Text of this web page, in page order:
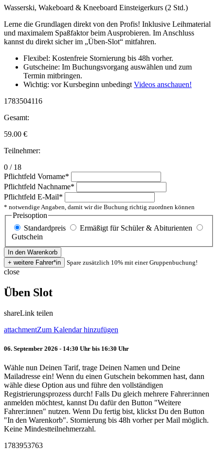
Wasserski, Wakeboard & Kneeboard Einsteigerkurs (2 Std.)
Lerne die Grundlagen direkt von den Profis! Inklusive Leihmaterial
und maximalem Spaßfaktor beim Ausprobieren. Im Anschluss
kannst du direkt sicher im „Üben-Slot“ mitfahren.
Flexibel: Kostenfreie Stornierung bis 48h vorher.
Gutscheine: Im Buchungsvorgang auswählen und zum
Termin mitbringen.
Wichtig: vor Kursbeginn unbedingt Videos anschauen!
1783504116
Gesamt:
59.00 €
Teilnehmer:
0 / 18
Pflichtfeld Vorname*
Pflichtfeld Nachname*
Pflichtfeld E-Mail*
* notwendige Angaben, damit wir die Buchung richtig zuordnen können
Preisoption
Standardpreis
Ermäßigt für Schüler & Abiturienten
Gutschein
Spare zusätzlich 10% mit einer Gruppenbuchung!
close
Üben Slot
shareLink teilen
attachmentZum Kalendar hinzufügen
06. September 2026 - 14:30 Uhr bis 16:30 Uhr
Wähle nun Deinen Tarif, trage Deinen Namen und Deine
Mailadresse ein! Wenn du einen Gutschein bekommen hast, dann
wähle diese Option aus und führe den vollständigen
Registrierungsprozess durch! Falls Du gleich mehrere Fahrer:innen
anmelden möchtest, kannst Du dafür den Button "Weitere
Fahrer:innen" nutzen. Wenn Du fertig bist, klickst Du den Button
"In den Warenkorb". Stornierung bis 48h vorher per Mail möglich.
Keine Mindestteilnehmerzahl.
1783953763